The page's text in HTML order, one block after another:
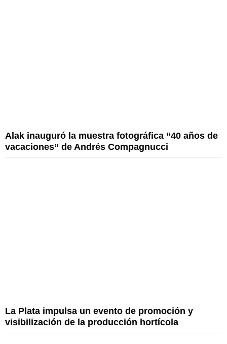
Alak inauguró la muestra fotográfica “40 años de
vacaciones” de Andrés Compagnucci
La Plata impulsa un evento de promoción y
visibilización de la producción hortícola